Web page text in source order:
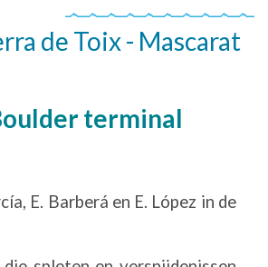
de Toix - Mascarat
terminal
E. Barberá en E. López in de